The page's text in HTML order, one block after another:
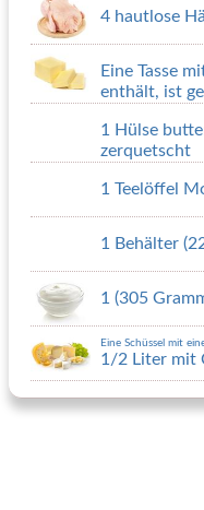
4 hautlose
Eine Tasse
enthält, ist
1 Hülse
zerquetscht
1 Teelöffel
1 Behälter
1 (305
Eine Schüssel mit
1/2 Liter mit